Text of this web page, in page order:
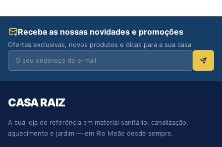
Receba as nossas novidades e promoções
Ofertas exclusivas, novos produtos e dicas para a sua casa.
CASA RAIZ
A sua loja de referência em material sanitário, canalização,
aquecimento e jardim — em Rio Meão desde sempre.